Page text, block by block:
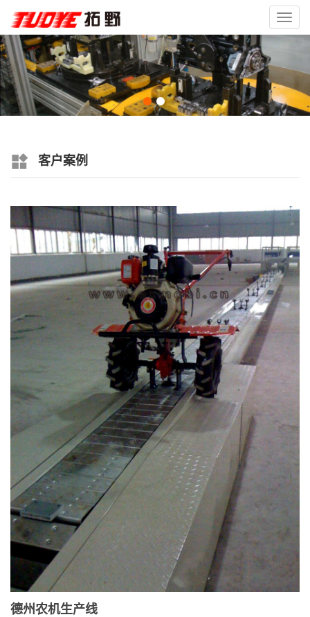
客户案例
德州农机生产线